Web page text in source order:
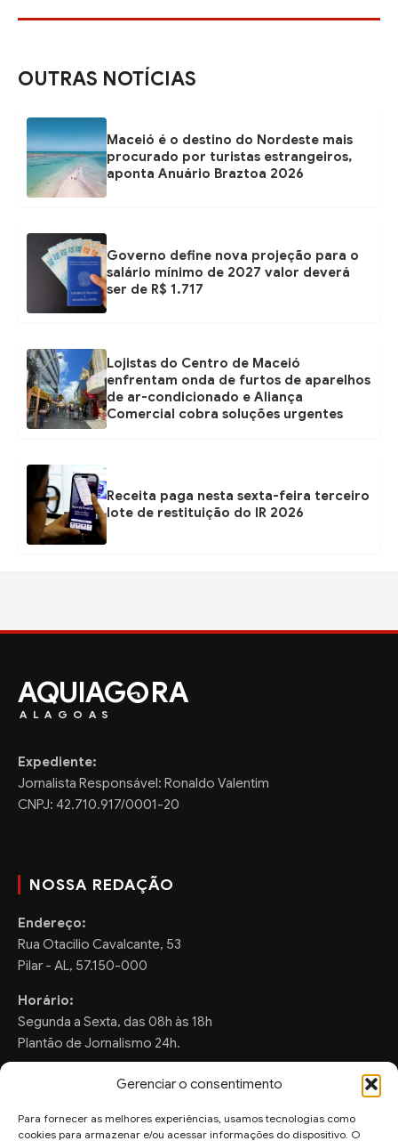
Gerenciar o consentimento
Para fornecer as melhores experiências, usamos tecnologias como
cookies para armazenar e/ou acessar informações do dispositivo. O
OUTRAS NOTÍCIAS
Maceió é o destino do Nordeste mais
procurado por turistas estrangeiros,
aponta Anuário Braztoa 2026
Governo define nova projeção para o
salário mínimo de 2027 valor deverá
ser de R$ 1.717
Lojistas do Centro de Maceió
enfrentam onda de furtos de aparelhos
de ar-condicionado e Aliança
Comercial cobra soluções urgentes
Receita paga nesta sexta-feira terceiro
lote de restituição do IR 2026
AQUIAG RA
ALAGOAS
Expediente:
Jornalista Responsável: Ronaldo Valentim
CNPJ: 42.710.917/0001-20
NOSSA REDAÇÃO
Endereço:
Rua Otacilio Cavalcante, 53
Pilar - AL, 57.150-000
Horário:
Segunda a Sexta, das 08h às 18h
Plantão de Jornalismo 24h.
FALE CONOSCO